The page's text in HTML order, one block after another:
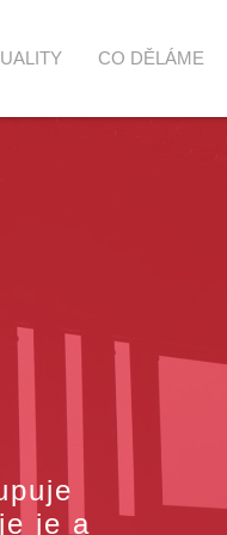
CO DĚLÁME
je a